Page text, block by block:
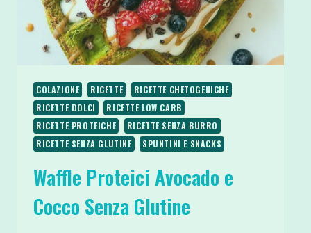
COLAZIONE RICETTE
RICETTE CHETOGENICHE
RICETTE DOLCI
RICETTE LOW CARB
RICETTE PROTEICHE
RICETTE SENZA BURRO
RICETTE SENZA GLUTINE
SPUNTINI E SNACKS
Waffle Proteici Avocado e
Cocco Senza Glutine